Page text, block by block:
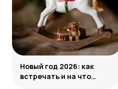
Новый год 2026: как
встречать и на что